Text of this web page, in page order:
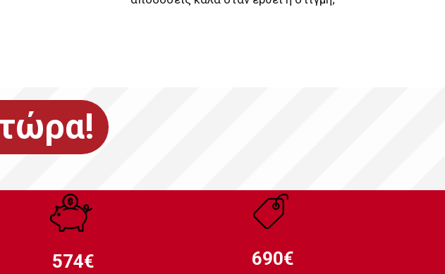
574€ 690€